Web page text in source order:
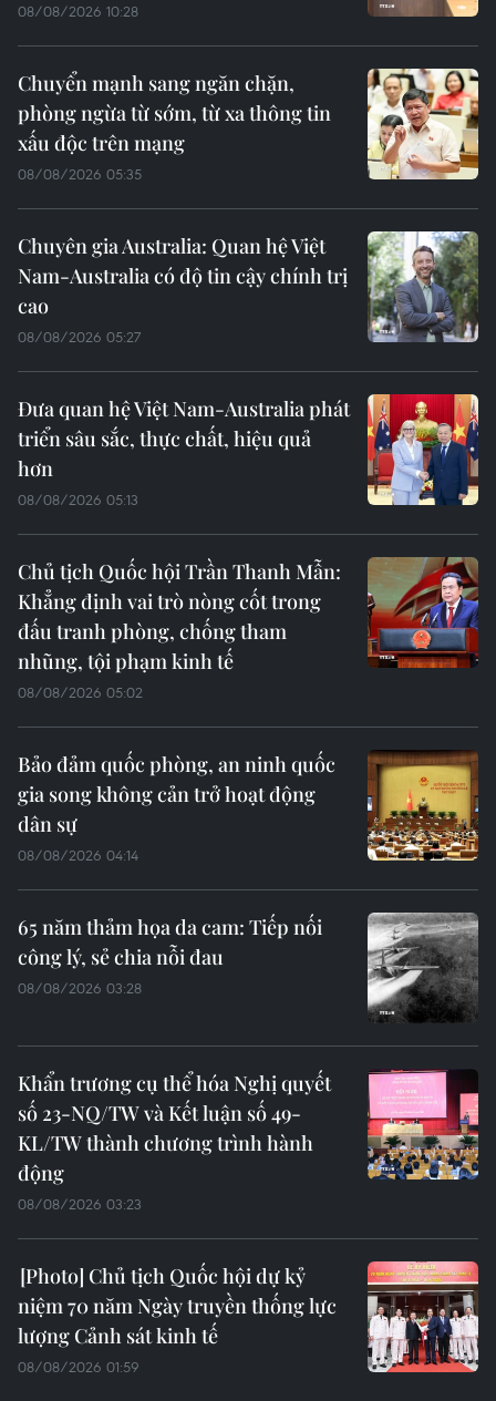
08/08/2026 10:28
Chuyển mạnh sang ngăn chặn,
phòng ngừa từ sớm, từ xa thông tin
xấu độc trên mạng
08/08/2026 05:35
Chuyên gia Australia: Quan hệ Việt
Nam-Australia có độ tin cậy chính trị
cao
08/08/2026 05:27
Đưa quan hệ Việt Nam-Australia phát
triển sâu sắc, thực chất, hiệu quả
hơn
08/08/2026 05:13
Chủ tịch Quốc hội Trần Thanh Mẫn:
Khẳng định vai trò nòng cốt trong
đấu tranh phòng, chống tham
nhũng, tội phạm kinh tế
08/08/2026 05:02
Bảo đảm quốc phòng, an ninh quốc
gia song không cản trở hoạt động
dân sự
08/08/2026 04:14
65 năm thảm họa da cam: Tiếp nối
công lý, sẻ chia nỗi đau
08/08/2026 03:28
Khẩn trương cụ thể hóa Nghị quyết
số 23-NQ/TW và Kết luận số 49-
KL/TW thành chương trình hành
động
08/08/2026 03:23
Chủ tịch Quốc hội dự kỷ
niệm 70 năm Ngày truyền thống lực
lượng Cảnh sát kinh tế
08/08/2026 01:59